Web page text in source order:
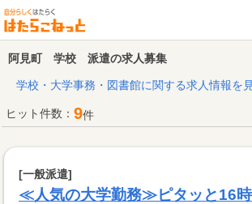
阿見町 学校 派遣の求人募集
学校・大学事務・図書館に関する求人情報を
ヒット件数： 9件
[一般派遣]
≪人気の大学勤務≫ピタッと16